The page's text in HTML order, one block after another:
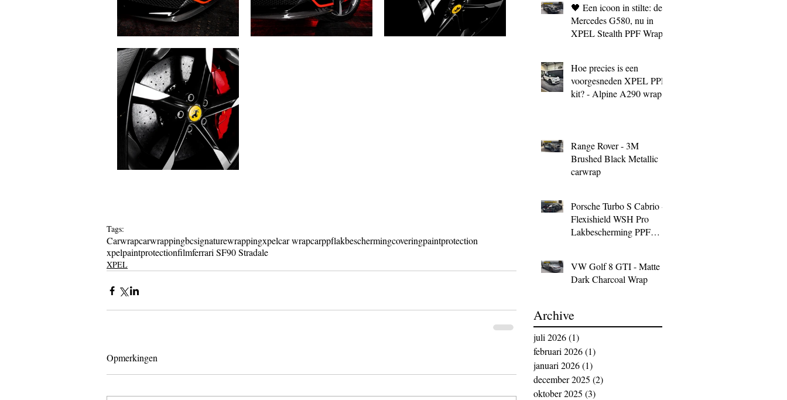
Tags:
Carwrapcarwrappingbcsignaturewrappingxpelcar wrapcarppflakbeschermingcoveringpaintprotection
xpelpaintprotectionfilmferrari SF90 Stradale
XPEL
Opmerkingen
🖤 Een icoon in stilte: de
Mercedes G580, nu in
XPEL Stealth PPF Wrap
Hoe precies is een
voorgesneden XPEL PPF
kit? - Alpine A290 wrap
Range Rover - 3M
Brushed Black Metallic
carwrap
Porsche Turbo S Cabrio -
Flexishield WSH Pro
Lakbescherming PPF
VW Golf 8 GTI - Matte
Dark Charcoal Wrap
Archive
juli 2026(1)
februari 2026(1)
januari 2026(1)
december 2025 (2)
oktober 2025 (3)